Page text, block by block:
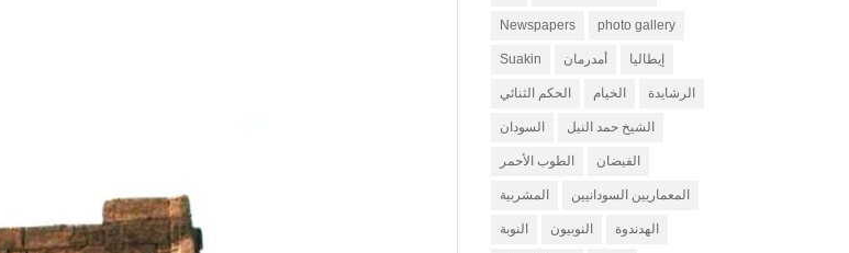
Newspapers photo gallery
Suakin أمدرمان إيطاليا
الحكم الثنائي الخيام الرشايدة
السودان الشيخ حمد النيل
الطوب الأحمر الفيضان
المشربية المعماريين السودانيين
النوبة النوبيون الهدندوة